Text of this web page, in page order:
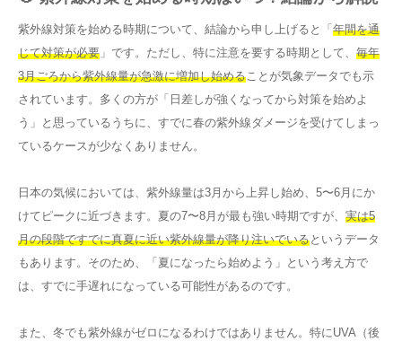
紫外線対策を始める時期について、結論から申し上げると「 年間を通
じて対策が必要 」です。ただし、特に注意を要する時期として、 毎年
3月ごろから紫外線量が急激に増加し始めることが気象データでも示
されています。多くの方が「日差しが強くなってから対策を始めよ
う」と思っているうちに、すでに春の紫外線ダメージを受けてしまっ
ているケースが少なくありません。
日本の気候においては、紫外線量は3月から上昇し始め、5〜6月にか
けてピークに近づきます。夏の7〜8月が最も強い時期ですが、 実は5
月の段階ですでに真夏に近い紫外線量が降り注いでいるというデータ
もあります。そのため、「夏になったら始めよう」という考え方で
は、すでに手遅れになっている可能性があるのです。
また、冬でも紫外線がゼロになるわけではありません。特にUVA（後